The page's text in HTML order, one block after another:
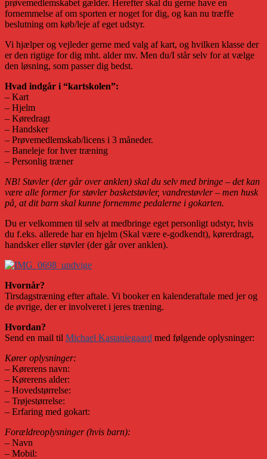
prøvemedlemskabet gælder. Herefter skal du gerne have en
fornemmelse af om sporten er noget for dig, og kan nu træffe
beslutning om køb/leje af eget udstyr.
Vi hjælper og vejleder gerne med valg af kart, og hvilken klasse der
er den rigtige for dig mht. alder mv. Men du/I står selv for at vælge
den løsning, som passer dig bedst.
Hvad indgår i “kartskolen”:
– Kart
– Hjelm
– Køredragt
– Handsker
– Prøvemedlemskab/licens i 3 måneder.
– Baneleje for hver træning
– Personlig træner
NB! Støvler (der går over anklen) skal du selv med bringe – det kan
være alle former for støvler basketstøvler, vandrestøvler – men husk
på, at dit barn skal kunne fornemme pedalerne i gokarten.
Du er velkommen til selv at medbringe eget personligt udstyr, hvis
du f.eks. allerede har en hjelm (Skal være e-godkendt), kørerdragt,
handsker eller støvler (der går over anklen).
Hvornår?
Tirsdagstræning efter aftale. Vi booker en kalenderaftale med jer og
de øvrige, der er involveret i jeres træning.
Hvordan?
Send en mail til Michael Kastaniegaard med følgende oplysninger:
Kører oplysninger:
– Kørerens navn:
– Kørerens alder:
– Hovedstørrelse:
– Trøjestørrelse:
– Erfaring med gokart:
Forældreoplysninger (hvis barn):
– Navn
– Mobil: